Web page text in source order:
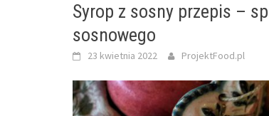
Syrop z sosny przepis –
sosnowego
23 kwietnia 2022 ProjektFood.pl